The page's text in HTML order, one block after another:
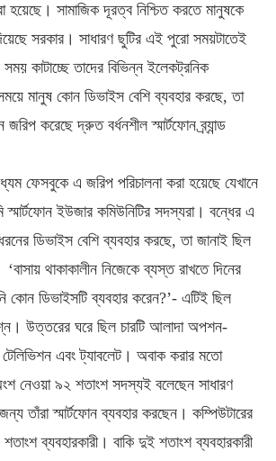
হয়েছে। সামাজিক দূরত্ব নিশ্চিত করতে মানুষকে
সরকার। সাধারণ ছুটির এই পুরো সময়টাতেই
সময় কাটাচ্ছে তাদের বিভিন্ন ইলেকট্রনিক
মানুষ কোন ডিভাইস বেশি ব্যবহার করছে, তা
করেছে দ্রুত বর্ধনশীল স্মার্টফোন ব্র্যান্ড
ফেসবুকে এ জরিপ পরিচালনা করা হয়েছে যেখানে
স্মার্টফোন ইউজার কমিউনিটির সদস্যরা। বন্ধের এ
ডিভাইস বেশি ব্যবহার করছে, তা জানাই ছিল
থাকাকালীন নিজেকে ব্যস্ত রাখতে দিনের
কোন ডিভাইসটি ব্যবহার করেন?’- এটিই ছিল
উত্তরের ঘরে ছিল চারটি আলাদা অপশন-
টেলিভিশন এবং ট্যাবলেট। অবাক করার মতো
নেওয়া ৯২ শতাংশ সদস্যই বলেছেন সাধারণ
তাঁরা স্মার্টফোন ব্যবহার করছেন। কম্পিউটারের
ব্যবহারকারী। বাকি দুই শতাংশ ব্যবহারকারী